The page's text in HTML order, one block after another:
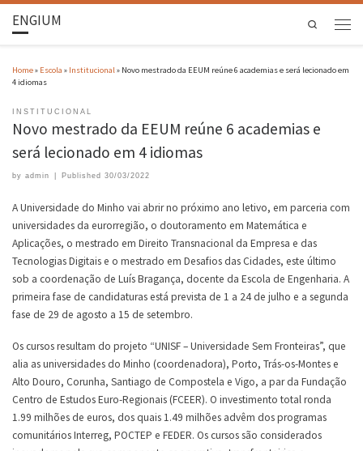
ENGIUM Search
Home» Escola » Institucional » Novo mestrado da EEUM reúne 6 academias e será lecionado em
4 idiomas
INSTITUCIONAL
Novo mestrado da EEUM reúne 6 academias e
será lecionado em 4 idiomas
by admin Published 30/03/2022
A Universidade do Minho vai abrir no próximo ano letivo, em parceria com
universidades da eurorregião, o doutoramento em Matemática e
Aplicações, o mestrado em Direito Transnacional da Empresa e das
Tecnologias Digitais e o mestrado em Desafios das Cidades, este último
sob a coordenação de Luís Bragança, docente da Escola de Engenharia. A
primeira fase de candidaturas está prevista de 1 a 24 de julho e a segunda
fase de 29 de agosto a 15 de setembro.
Os cursos resultam do projeto “UNISF – Universidade Sem Fronteiras”, que
alia as universidades do Minho (coordenadora), Porto, Trás-os-Montes e
Alto Douro, Corunha, Santiago de Compostela e Vigo, a par da Fundação
Centro de Estudos Euro-Regionais (FCEER). O investimento total ronda
1.99 milhões de euros, dos quais 1.49 milhões advêm dos programas
comunitários Interreg, POCTEP e FEDER. Os cursos são considerados